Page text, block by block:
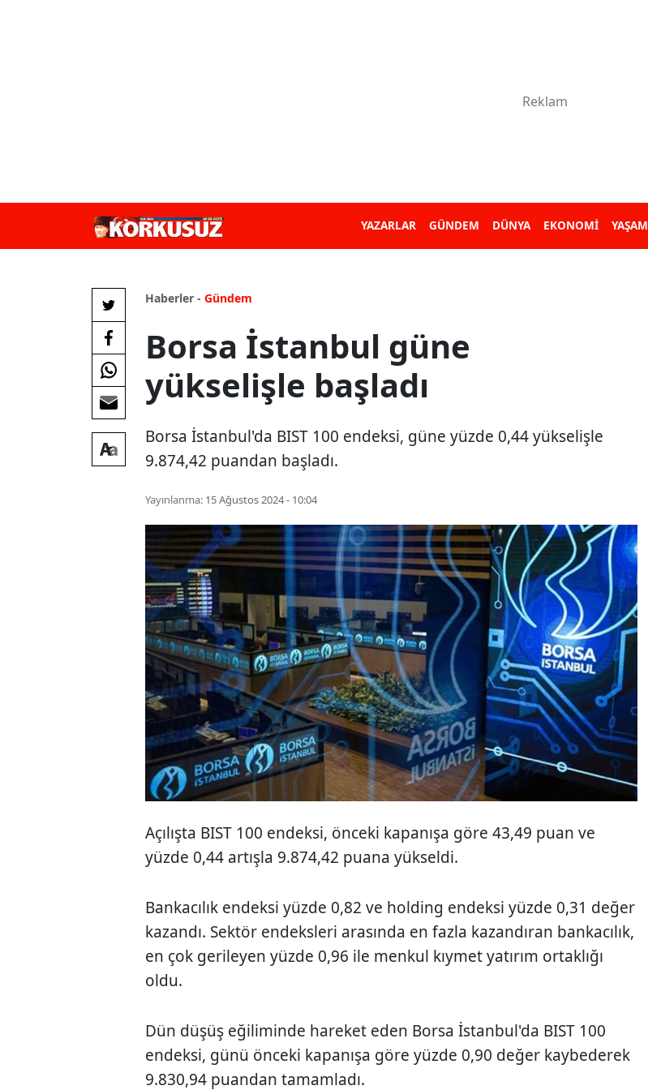
YAZARLAR GÜNDEM DÜNYA EKONOMİ YAŞAM
Haberler - Gündem
Borsa İstanbul güne
yükselişle başladı
Borsa İstanbul'da BIST 100 endeksi, güne yüzde 0,44 yükselişle
9.874,42 puandan başladı.
Yayınlanma: 15 Ağustos 2024 - 10:04
Açılışta BIST 100 endeksi, önceki kapanışa göre 43,49 puan ve
yüzde 0,44 artışla 9.874,42 puana yükseldi.
Bankacılık endeksi yüzde 0,82 ve holding endeksi yüzde 0,31 değer
kazandı. Sektör endeksleri arasında en fazla kazandıran bankacılık,
en çok gerileyen yüzde 0,96 ile menkul kıymet yatırım ortaklığı
oldu.
Dün düşüş eğiliminde hareket eden Borsa İstanbul'da BIST 100
endeksi, günü önceki kapanışa göre yüzde 0,90 değer kaybederek
9.830,94 puandan tamamladı.